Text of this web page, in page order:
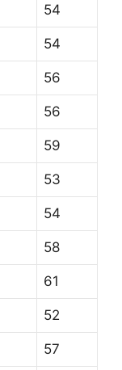
54
54
56
56
59
53
54
58
61
52
57